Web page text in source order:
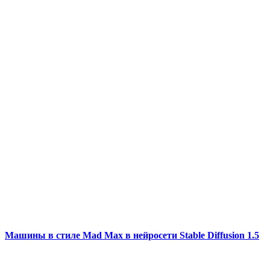
Машины в стиле Mad Max в нейросети Stable Diffusion 1.5